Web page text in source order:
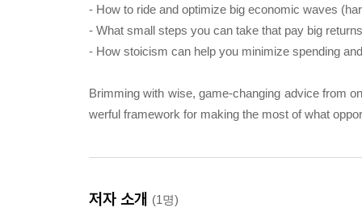
- How to ride and optimize big economic waves
- What small steps you can take that pay big
- How stoicism can help you minimize spending
Brimming with wise, game-changing advice from
werful framework for making the most of what
저자 소개 (1명)